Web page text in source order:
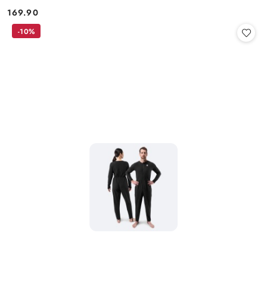
Cena:
169.90
-10%